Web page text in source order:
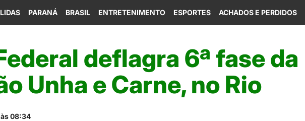
PARANÁ BRASIL ENTRETENIMENTO ESPORTES ACHADOS E PERDIDOS
deflagra 6ª fase da
Unha e Carne, no Rio
08:34